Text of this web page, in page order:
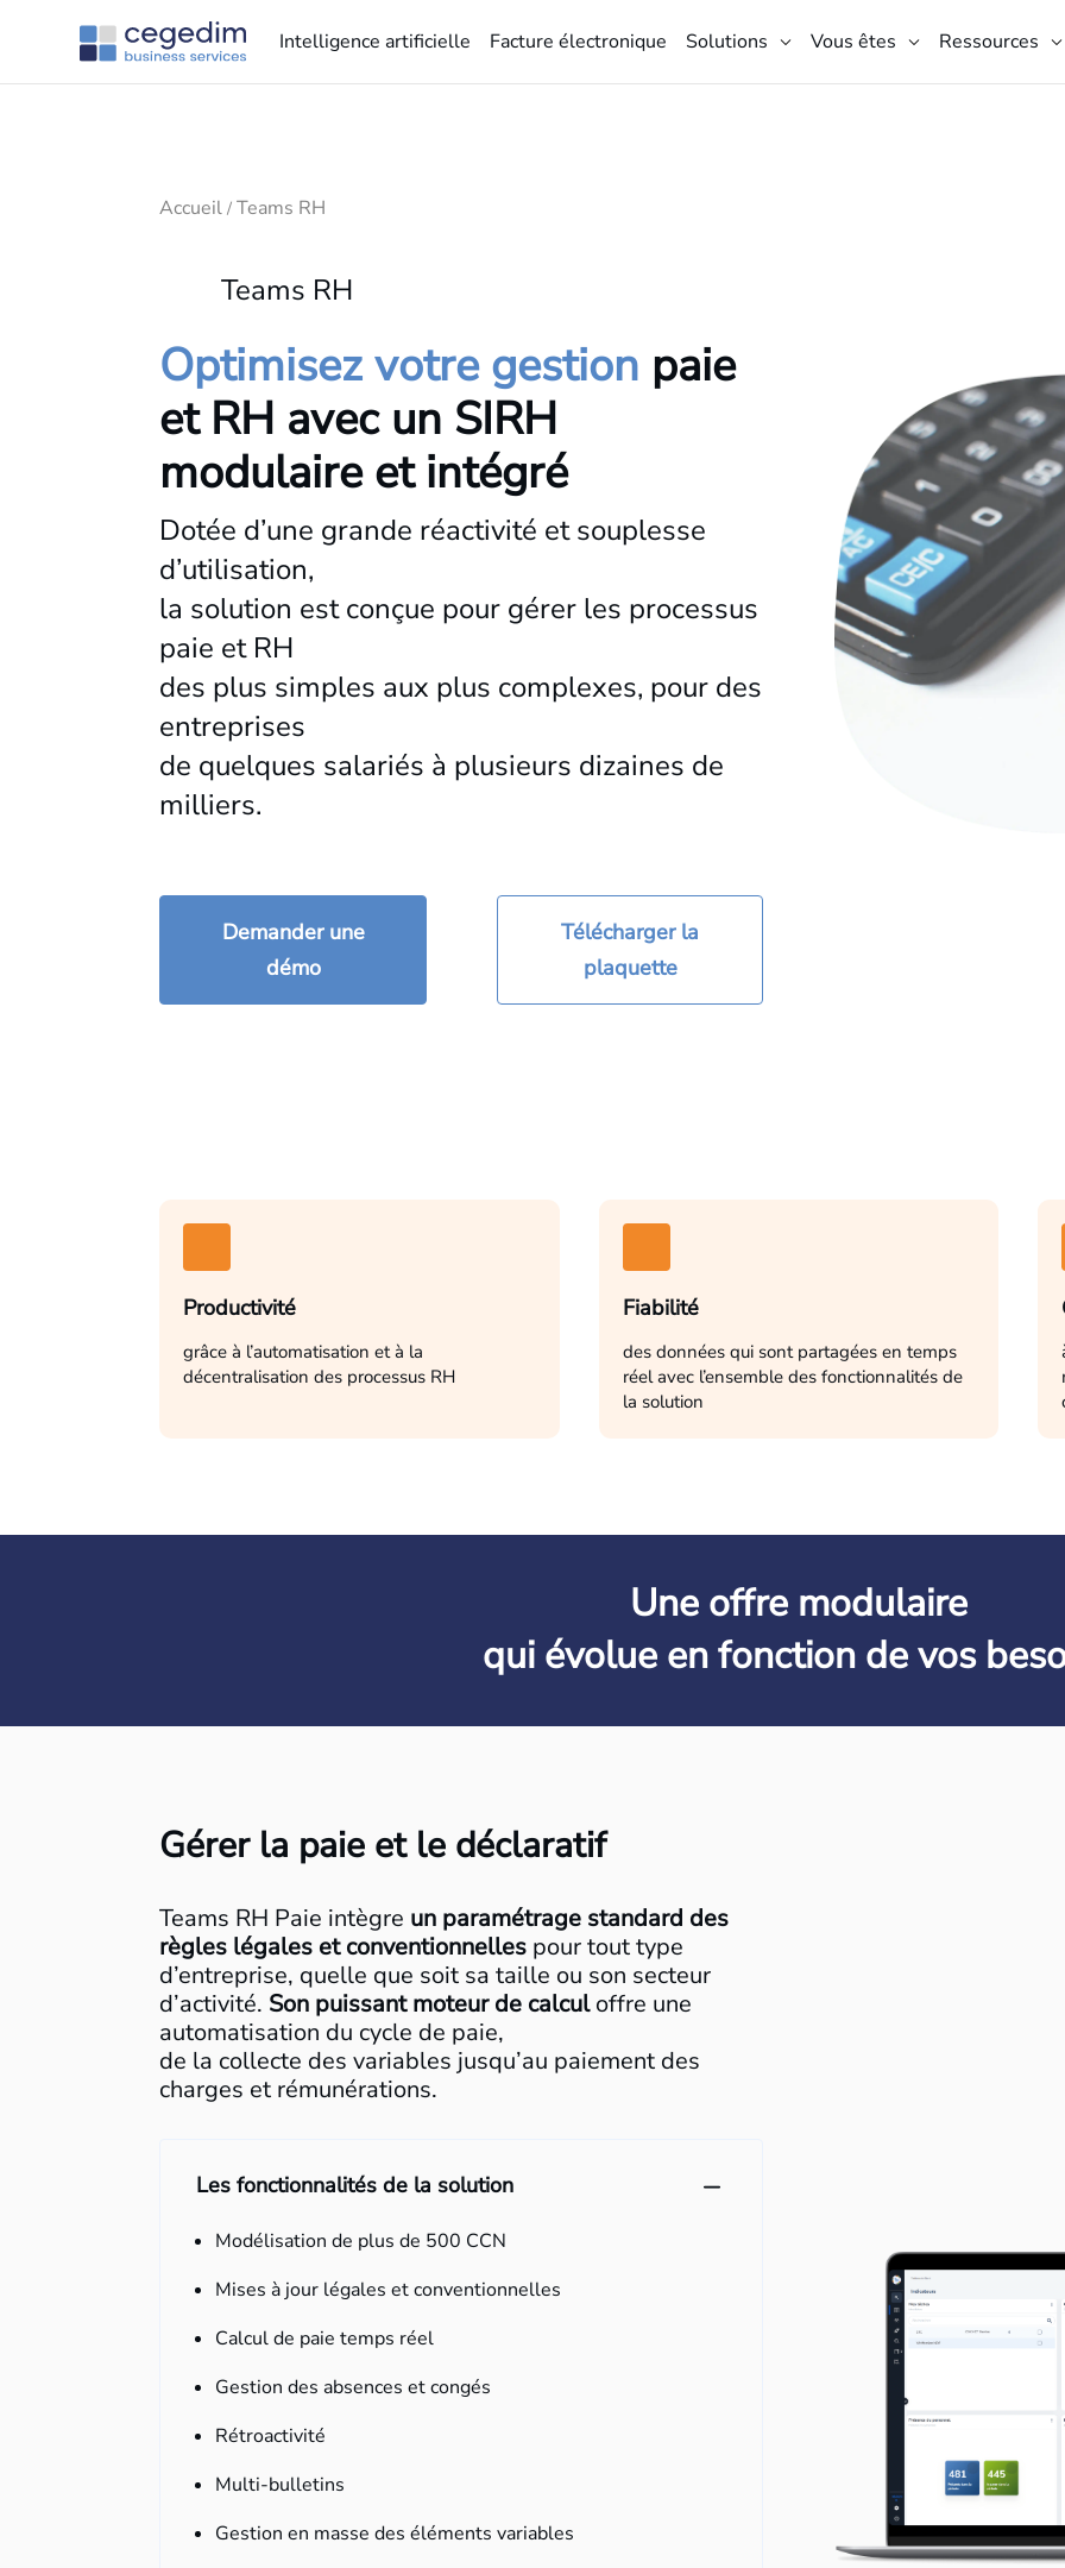
Intelligence artificielle Facture électronique Solutions Vous êtes Ressources
Accueil /Teams RH
Teams RH
Optimisez votre gestion paie
et RH avec un SIRH
modulaire et intégré
Dotée d’une grande réactivité et souplesse
d’utilisation,
la solution est conçue pour gérer les processus
paie et RH
des plus simples aux plus complexes, pour des
entreprises
de quelques salariés à plusieurs dizaines de
milliers.
Demander une
démo
Télécharger la
plaquette
Productivité
grâce à l’automatisation et à la
décentralisation des processus RH
Fiabilité
des données qui sont partagées en temps
réel avec l’ensemble des fonctionnalités de
la solution
Une offre modulaire
qui évolue en fonction de vos
Gérer la paie et le déclaratif
Teams RH Paie intègre un paramétrage standard des
règles légales et conventionnelles pour tout type
d’entreprise, quelle que soit sa taille ou son secteur
d’activité. Son puissant moteur de calculoffre une
automatisation du cycle de paie,
de la collecte des variables jusqu’au paiement des
charges et rémunérations.
Les fonctionnalités de la solution
Modélisation de plus de 500 CCN
Mises à jour légales et conventionnelles
Calcul de paie temps réel
Gestion des absences et congés
Rétroactivité
Multi-bulletins
Gestion en masse des éléments variables